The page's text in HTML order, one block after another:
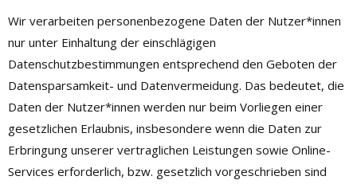
Wir verarbeiten personenbezogene Daten der Nutzer*innen
nur unter Einhaltung der einschlägigen
Datenschutzbestimmungen entsprechend den Geboten der
Datensparsamkeit- und Datenvermeidung. Das bedeutet, die
Daten der Nutzer*innen werden nur beim Vorliegen einer
gesetzlichen Erlaubnis, insbesondere wenn die Daten zur
Erbringung unserer vertraglichen Leistungen sowie Online-
Services erforderlich, bzw. gesetzlich vorgeschrieben sind